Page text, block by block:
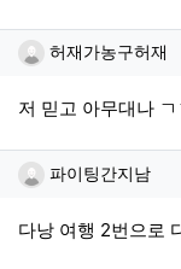
허재가농
허재가농구허재
저 믿고 아무대나 ㄱ
파이팅간지
파이팅간지남
다낭 여행 2번으로